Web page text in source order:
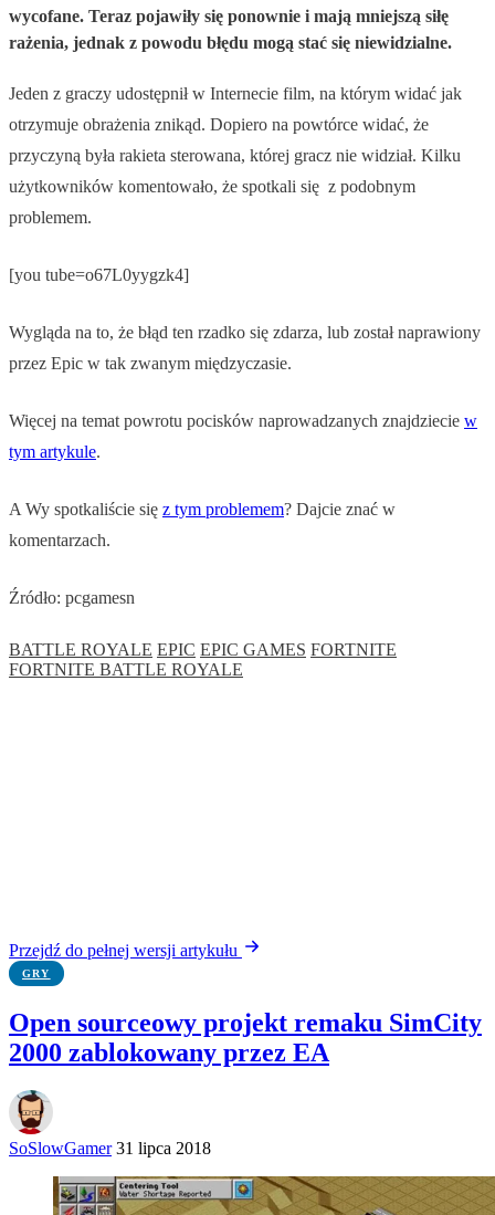
wycofane. Teraz pojawiły się ponownie i mają mniejszą siłę
rażenia, jednak z powodu błędu mogą stać się niewidzialne.
Jeden z graczy udostępnił w Internecie film, na którym widać jak
otrzymuje obrażenia znikąd. Dopiero na powtórce widać, że
przyczyną była rakieta sterowana, której gracz nie widział. Kilku
użytkowników komentowało, że spotkali się z podobnym
problemem.
[you tube=o67L0yygzk4]
Wygląda na to, że błąd ten rzadko się zdarza, lub został naprawiony
przez Epic w tak zwanym międzyczasie.
Więcej na temat powrotu pocisków naprowadzanych znajdziecie w
tym artykule.
A Wy spotkaliście się z tym problemem? Dajcie znać w
komentarzach.
Źródło: pcgamesn
BATTLE ROYALE EPIC EPIC GAMES FORTNITE
FORTNITE BATTLE ROYALE
Przejdź do pełnej wersji artykułu
GRY
Open sourceowy projekt remaku SimCity
2000 zablokowany przez EA
SoSlowGamer 31 lipca 2018